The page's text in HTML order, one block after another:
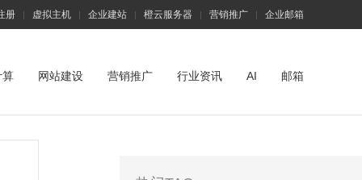
册 | 虚拟主机 | 企业建站 | 橙云服务器 | 营销推广 | 企业邮箱
算 网站建设 营销推广 行业资讯 AI 邮箱